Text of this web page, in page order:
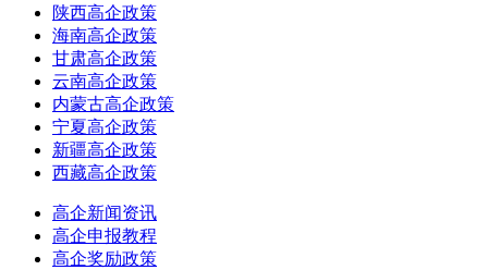
陕西高企政策
海南高企政策
甘肃高企政策
云南高企政策
内蒙古高企政策
宁夏高企政策
新疆高企政策
西藏高企政策
高企新闻资讯
高企申报教程
高企奖励政策